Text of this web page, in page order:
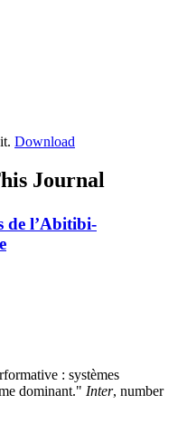
Download
Journal
de l’Abitibi-
: systèmes
dominant." Inter, number